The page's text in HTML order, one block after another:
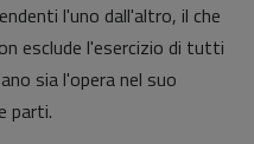
l'uno dall'altro, il che
esclude l'esercizio di tutti
sia l'opera nel suo
parti.